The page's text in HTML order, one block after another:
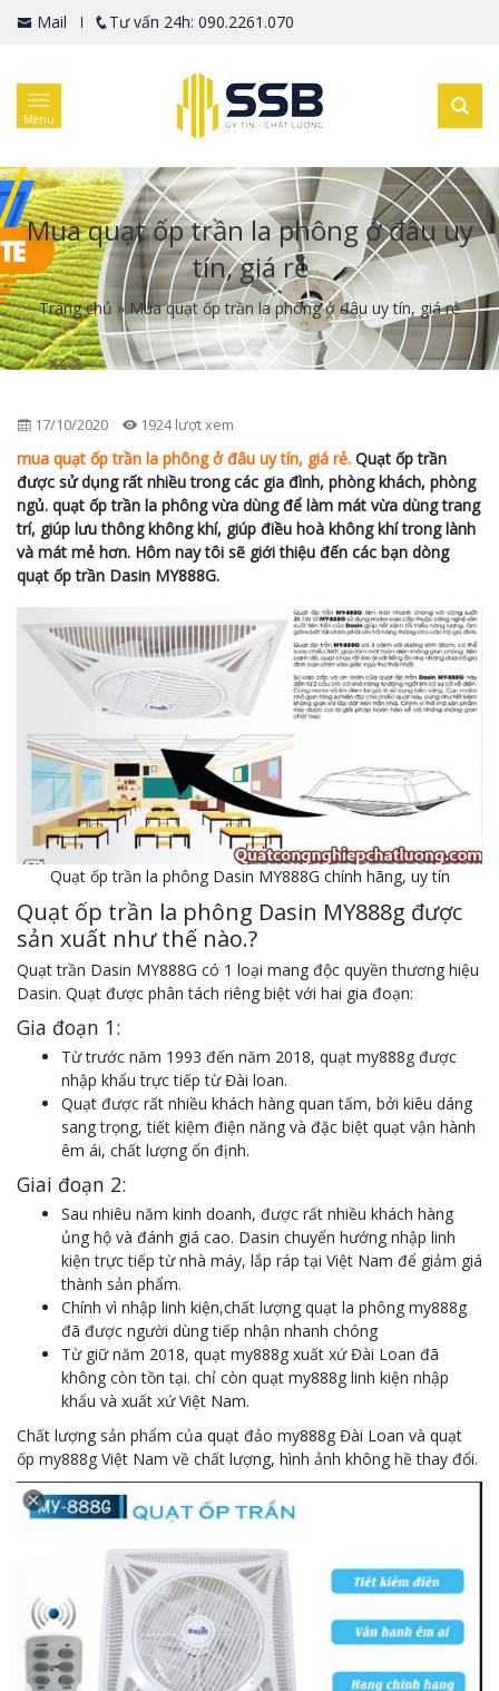
Mail Tư vấn 24h: 090.2261.070
Menu
Mua quạt ốp trần la phông ở đâu uy
tín, giá rẻ
Trang chủ » Mua quạt ốp trần la phông ở đâu uy tín, giá rẻ
17/10/2020 1924 lượt xem
mua quạt ốp trần la phông ở đâu uy tín, giá rẻ. Quạt ốp trần
được sử dụng rất nhiều trong các gia đình, phòng khách, phòng
ngủ. quạt ốp trần la phông vừa dùng để làm mát vừa dùng trang
trí, giúp lưu thông không khí, giúp điều hoà không khí trong lành
và mát mẻ hơn. Hôm nay tôi sẽ giới thiệu đến các bạn dòng
quạt ốp trần Dasin MY888G.
Quạt ốp trần la phông Dasin MY888G chính hãng, uy tín
Quạt ốp trần la phông Dasin MY888g được
sản xuất như thế nào.?
Quạt trần Dasin MY888G có 1 loại mang độc quyền thương hiệu
Dasin. Quạt được phân tách riêng biệt với hai gia đoạn:
Gia đoạn 1:
Từ trước năm 1993 đến năm 2018, quạt my888g được
nhập khẩu trực tiếp từ Đài loan.
Quạt được rất nhiều khách hàng quan tấm, bởi kiêu dáng
sang trọng, tiết kiệm điện năng và đặc biệt quạt vận hành
êm ái, chất lượng ổn định.
Giai đoạn 2:
Sau nhiêu năm kinh doanh, được rất nhiều khách hàng
ủng hộ và đánh giá cao. Dasin chuyển hướng nhập linh
kiện trực tiếp từ nhà máy, lắp ráp tại Việt Nam để giảm giá
thành sản phẩm.
Chính vì nhập linh kiện,chất lượng quạt la phông my888g
đã được người dùng tiếp nhận nhanh chóng
Từ giữ năm 2018, quạt my888g xuất xứ Đài Loan đã
không còn tồn tại. chỉ còn quạt my888g linh kiện nhập
khẩu và xuất xứ Việt Nam.
Chất lượng sản phẩm của quạt đảo my888g Đài Loan và quạt
ốp my888g Việt Nam về chất lượng, hình ảnh không hề thay đổi.